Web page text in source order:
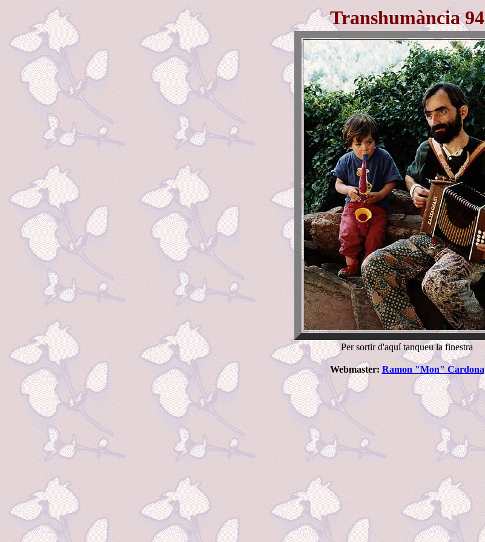
Transhumància 94
Per sortir d'aquí tanqueu la finestra
Webmaster: Ramon "Mon" Cardona